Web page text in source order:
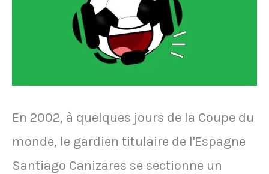
sur
Warzone
le
28
En 2002, à quelques jours de la Coupe du
monde, le gardien titulaire de l'Espagne
Santiago Canizares se sectionne un